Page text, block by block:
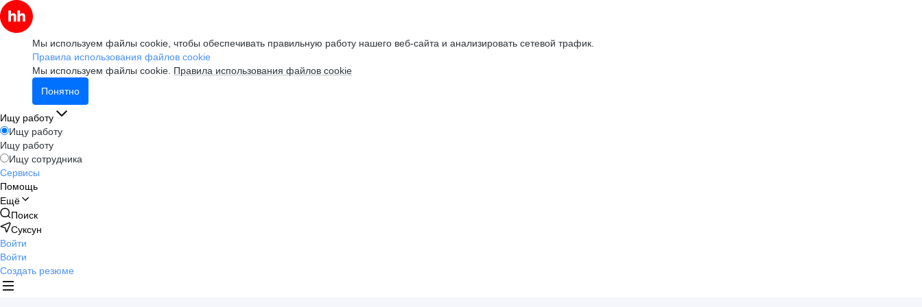
Мы используем файлы cookie, чтобы обеспечивать правильную работу нашего веб-сайта и анализировать сетевой трафик.
Правила использования файлов cookie
Мы используем файлы cookie. Правила использования файлов cookie
Понятно
Ищу работу
Ищу работу
Ищу работу
Ищу сотрудника
Сервисы
Помощь
Ещё
Поиск
Суксун
Войти
Войти
Создать резюме